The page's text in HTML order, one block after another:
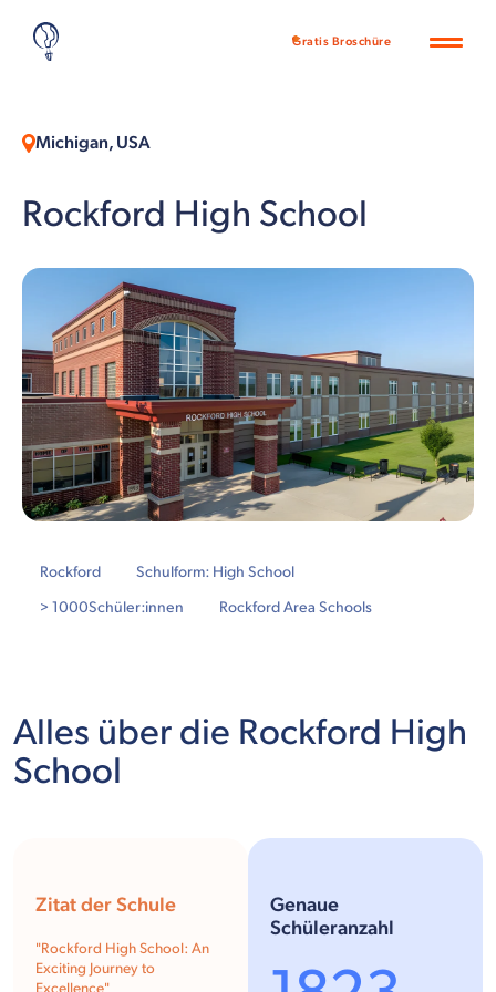
Gratis Broschüre
Michigan, USA
Rockford High School
Rockford
Schulform: High School
> 1000Schüler:innen Rockford Area Schools
Alles über die Rockford High
School
Zitat der Schule
"Rockford High School: An
Exciting Journey to
Genaue
Schüleranzahl